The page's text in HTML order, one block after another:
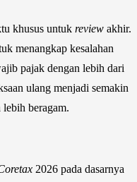
khusus untuk review akhir.
menangkap kesalahan
pajak dengan lebih dari
ulang menjadi semakin
beragam.
2026 pada dasarnya